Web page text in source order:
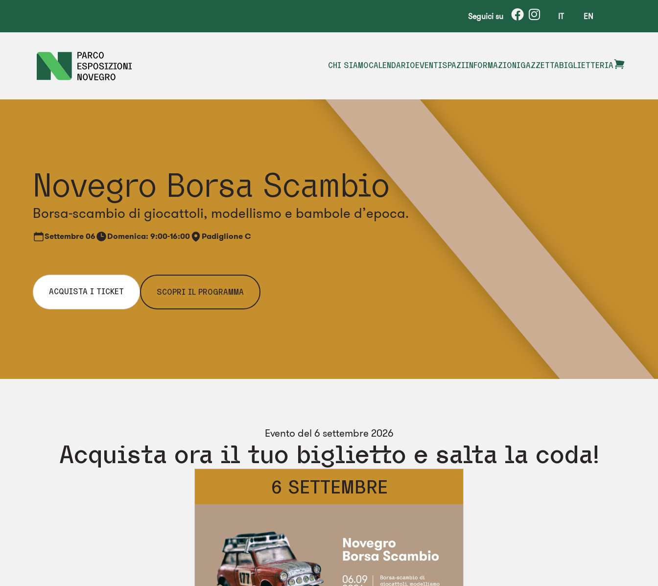
Seguici su IT EN
CHI SIAMOCALENDARIOEVENTISPAZIINFORMAZIONIGAZZETTABIGLIETTERIA
Novegro Borsa Scambio
Borsa-scambio di giocattoli, modellismo e bambole d’epoca.
Settembre06 Domenica: 9:00-16:00 Padiglione C
ACQUISTA I TICKET SCOPRI IL PROGRAMMA
Evento del 6 settembre 2026
Acquista ora il tuo biglietto e salta la coda!
6 SETTEMBRE